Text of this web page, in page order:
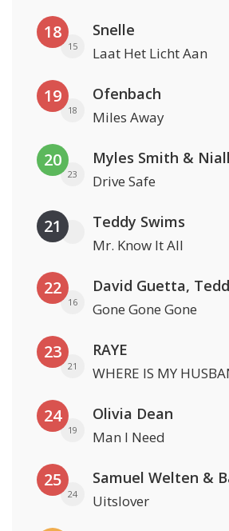
18
15
Snelle
Laat Het Licht Aan
19
18
Ofenbach
Miles Away
20
23
Myles Smith &
Drive Safe
21 Teddy Swims
Mr. Know It All
22
16 Gone Gone Gone
23
21
RAYE
WHERE IS MY
24
19
Olivia Dean
Man I Need
25
24
Samuel Welten &
Uitslover